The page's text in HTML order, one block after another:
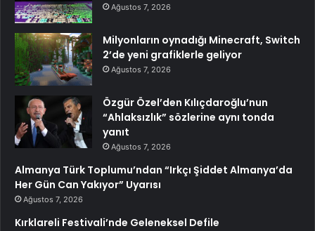
Ağustos 7, 2026
Milyonların oynadığı Minecraft, Switch
2’de yeni grafiklerle geliyor
Ağustos 7, 2026
Özgür Özel’den Kılıçdaroğlu’nun
“Ahlaksızlık” sözlerine aynı tonda
yanıt
Ağustos 7, 2026
Almanya Türk Toplumu’ndan “Irkçı Şiddet Almanya’da
Her Gün Can Yakıyor” Uyarısı
Ağustos 7, 2026
Kırklareli Festivali’nde Geleneksel Defile